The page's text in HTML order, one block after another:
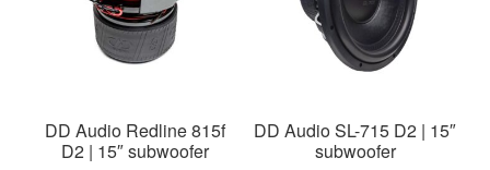
DD Audio Redline 815f
D2 | 15″ subwoofer
DD Audio SL-715 D2 | 15″
subwoofer